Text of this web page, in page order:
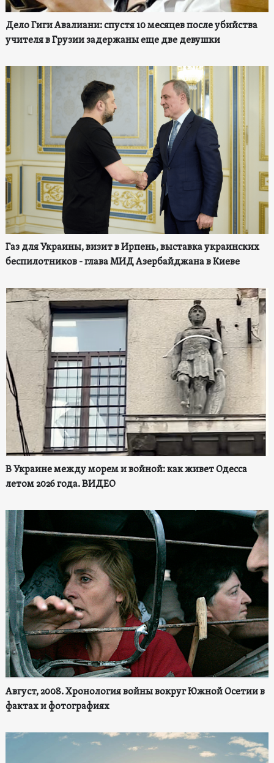
Дело Гиги Авалиани: спустя 10 месяцев после убийства
учителя в Грузии задержаны еще две девушки
Газ для Украины, визит в Ирпень, выставка украинских
беспилотников - глава МИД Азербайджана в Киеве
В Украине между морем и войной: как живет Одесса
летом 2026 года. ВИДЕО
Август, 2008. Хронология войны вокруг Южной Осетии в
фактах и фотографиях